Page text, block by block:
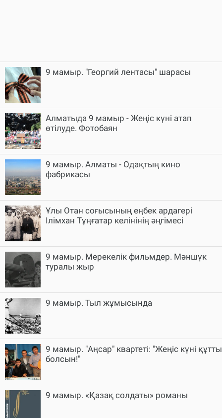
9 мамыр. "Георгий лентасы" шарасы
Алматыда 9 мамыр - Жеңіс күні атап
өтілуде. Фотобаян
9 мамыр. Алматы - Одақтың кино
фабрикасы
Ұлы Отан соғысының еңбек ардагері
Ілімхан Тұңғатар келінінің әңгімесі
9 мамыр. Мерекелік фильмдер. Мәншүк
туралы жыр
9 мамыр. Тыл жұмысында
9 мамыр. "Аңсар" квартеті: "Жеңіс күні құтты
болсын!"
9 мамыр. «Қазақ солдаты» романы